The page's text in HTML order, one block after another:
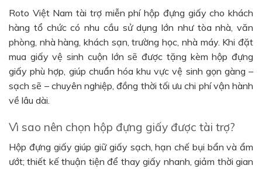
Roto Việt Nam tài trợ miễn phí hộp đựng giấy cho khách
hàng tổ chức có nhu cầu sử dụng lớn như tòa nhà, văn
phòng, nhà hàng, khách sạn, trường học, nhà máy. Khi đặt
mua giấy vệ sinh cuộn lớn sẽ được tặng kèm hộp đựng
giấy phù hợp, giúp chuẩn hóa khu vực vệ sinh gọn gàng –
sạch sẽ – chuyên nghiệp, đồng thời tối ưu chi phí vận hành
về lâu dài.
Vì sao nên chọn hộp đựng giấy được tài trợ?
Hộp đựng giấy giúp giữ giấy sạch, hạn chế bụi bẩn và ẩm
ướt; thiết kế thuận tiện để thay giấy nhanh, giảm thời gian